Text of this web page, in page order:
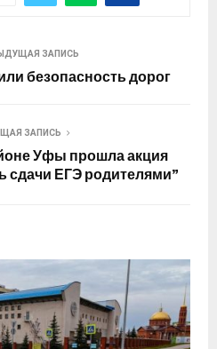
ЗАПИСЬ
безопасность дорог
ЗАПИСЬ
Уфы прошла акция
сдачи ЕГЭ родителями”